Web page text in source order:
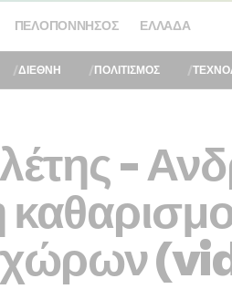
ΠΕΛΟΠΌΝΝΗΣΟΣ ΕΛΛΆΔΑ
ΔΙΕΘΝΗ ΠΟΛΙΤΙΣΜΟΣ
–